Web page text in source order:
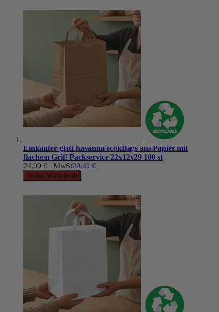
Einkäufer glatt havanna ecokBags aus Papier mit
flachem Griff Packservice 22x12x29 100 st
24,99 €+ MwSt20,49 €
In den Warenkorb